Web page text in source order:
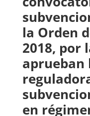
la Orden
2018, por
aprueban
en